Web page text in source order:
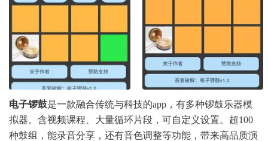
电子锣鼓是一款融合传统与科技的app，有多种锣鼓乐器模
拟器。含视频课程、大量循环片段，可自定义设置。超100
种鼓组，能录音分享，还有音色调整等功能，带来高品质演